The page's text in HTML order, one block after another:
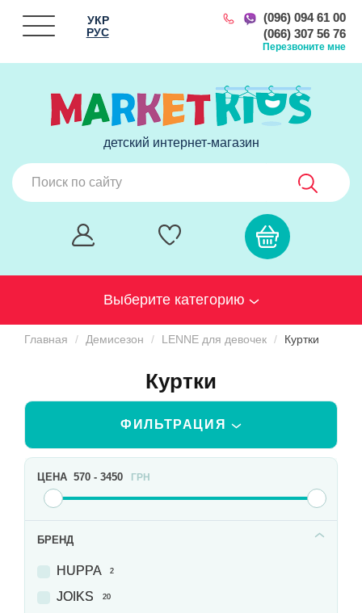
(096) 094 61 00
(066) 307 56 76
Перезвоните мне
УКР
РУС
детский интернет-магазин
Выберите категорию
Главная Демисезон LENNE для девочек Куртки
Куртки
ФИЛЬТРАЦИЯ
ЦЕНА 570 - 3450 ГРН
БРЕНД
HUPPA 2
JOIKS 20